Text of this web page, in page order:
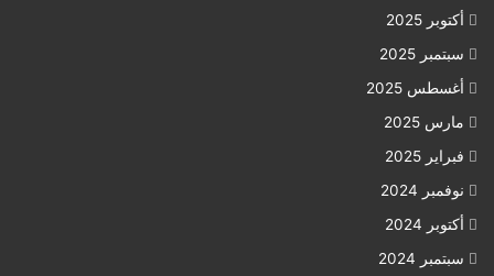
أكتوبر 2025
سبتمبر 2025
أغسطس 2025
مارس 2025
فبراير 2025
نوفمبر 2024
أكتوبر 2024
سبتمبر 2024